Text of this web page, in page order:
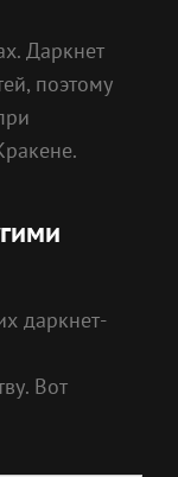
Даркнет
поэтому
даркнет-
Вот